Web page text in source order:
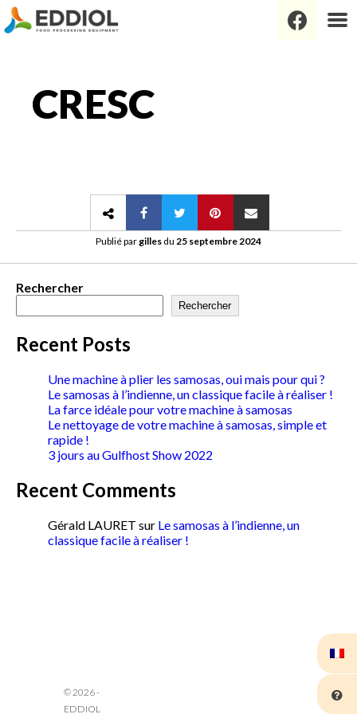
CRESC
Publié pargilles du 25 septembre 2024
Rechercher
Rechercher
Recent Posts
Une machine à plier les samosas, oui mais pour qui ?
Le samosas à l’indienne, un classique facile à réaliser !
La farce idéale pour votre machine à samosas
Le nettoyage de votre machine à samosas, simple et
rapide !
3 jours au Gulfhost Show 2022
Recent Comments
Gérald LAURET sur Le samosas à l’indienne, un
classique facile à réaliser !
© 2026 -
Eddiol